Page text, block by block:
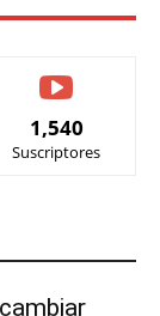
1,540
Suscriptores